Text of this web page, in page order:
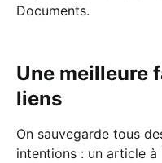
Documents.
Une meilleure
liens
On sauvegarde tous
intentions : un article